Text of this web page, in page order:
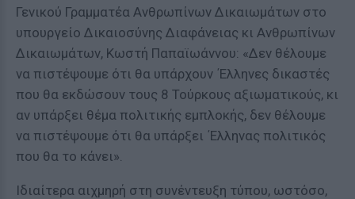
Γενικού Γραμματέα Ανθρωπίνων Δικαιωμάτων στο
υπουργείο Δικαιοσύνης Διαφάνειας κι Ανθρωπίνων
Δικαιωμάτων, Κωστή Παπαϊωάννου: «Δεν θέλουμε
να πιστέψουμε ότι θα υπάρχουν ΄Ελληνες δικαστές
που θα εκδώσουν τους 8 Τούρκους αξιωματικούς, κι
αν υπάρξει θέμα πολιτικής εμπλοκής, δεν θέλουμε
να πιστέψουμε ότι θα υπάρξει ΄Ελληνας πολιτικός
που θα το κάνει».
Ιδιαίτερα αιχμηρή στη συνέντευξη τύπου, ωστόσο,